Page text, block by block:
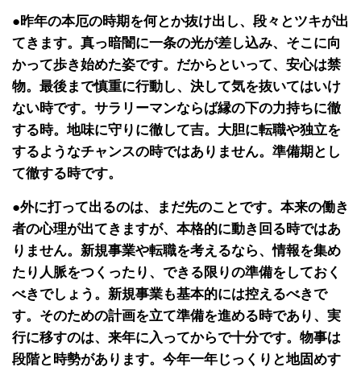
●昨年の本厄の時期を何とか抜け出し、段々とツキが出
てきます。真っ暗闇に一条の光が差し込み、そこに向
かって歩き始めた姿です。だからといって、安心は禁
物。最後まで慎重に行動し、決して気を抜いてはいけ
ない時です。サラリーマンならば縁の下の力持ちに徹
する時。地味に守りに徹して吉。大胆に転職や独立を
するようなチャンスの時ではありません。準備期とし
て徹する時です。
●外に打って出るのは、まだ先のことです。本来の働き
者の心理が出てきますが、本格的に動き回る時ではあ
りません。新規事業や転職を考えるなら、情報を集め
たり人脈をつくったり、できる限りの準備をしておく
べきでしょう。新規事業も基本的には控えるべきで
す。そのための計画を立て準備を進める時であり、実
行に移すのは、来年に入ってからで十分です。物事は
段階と時勢があります。今年一年じっくりと地固めす